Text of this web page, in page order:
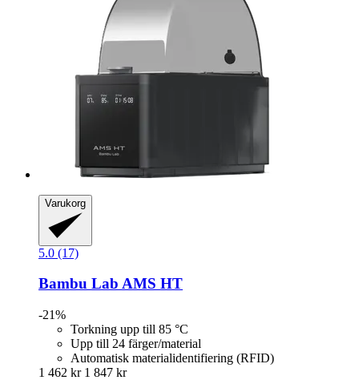
Varukorg
5.0 (17)
Bambu Lab AMS HT
-21%
Torkning upp till 85 °C
Upp till 24 färger/material
Automatisk materialidentifiering (RFID)
1 462 kr 1 847 kr